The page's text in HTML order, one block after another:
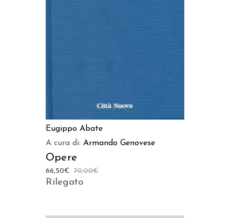
Eugippo Abate
A cura di: Armando Genovese
Opere
70,00€
66,50€
Rilegato